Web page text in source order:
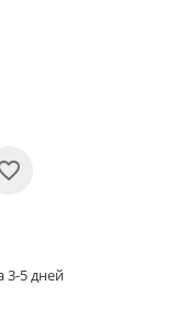
3-5 дней